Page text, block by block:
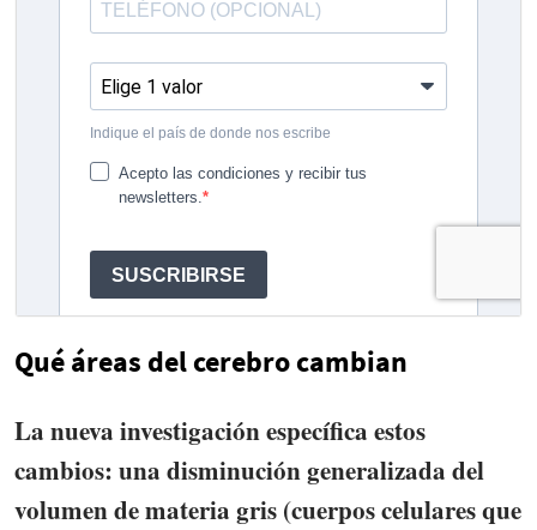
Qué áreas del cerebro cambian
La nueva investigación específica estos
cambios: una disminución generalizada del
volumen de materia gris (cuerpos celulares que